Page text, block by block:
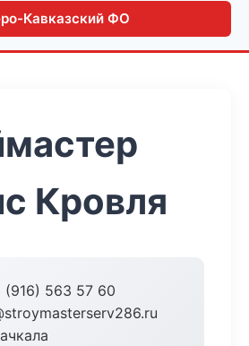
Кавказский ФО
Кровля
(916) 563 57 60